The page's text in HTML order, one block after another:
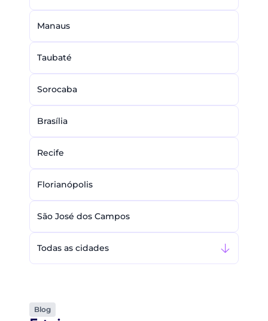
Manaus
Taubaté
Sorocaba
Brasília
Recife
Florianópolis
São José dos Campos
Todas as cidades
Blog